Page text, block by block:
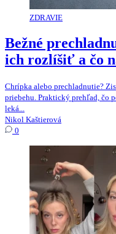
ZDRAVIE
Bežné
ich rozlíšiť a čo
Chrípka alebo prechladnutie?
priebehu. Praktický prehľad, čo
leká...
Nikol Kaštierová
0